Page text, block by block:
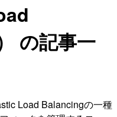
の記事一
Load Balancingの一種